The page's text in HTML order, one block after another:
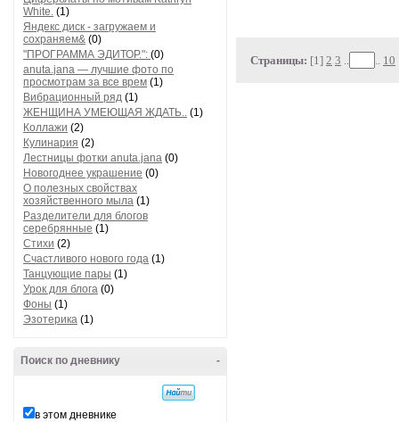
White. (1)
Яндекс диск - загружаем и
сохраняем& (0)
"ПРОГРАММА ЭДИТОР.": (0)
anuta.jana — лучшие фото по
просмотрам за все врем (1)
Вибрационный ряд (1)
ЖЕНЩИНА УМЕЮЩАЯ ЖДАТЬ.. (1)
Коллажи (2)
Кулинария (2)
Лестницы фотки anuta.jana (0)
Новогоднее украшение (0)
О полезных свойствах
хозяйственного мыла (1)
Разделители для блогов
серебрянные (1)
Стихи (2)
Счастливого нового года (1)
Танцующие пары (1)
Урок для блога (0)
Фоны (1)
Эзотерика (1)
-
Поиск по дневнику
в этом дневнике
Страницы: [1] 2 3 .. .. 10